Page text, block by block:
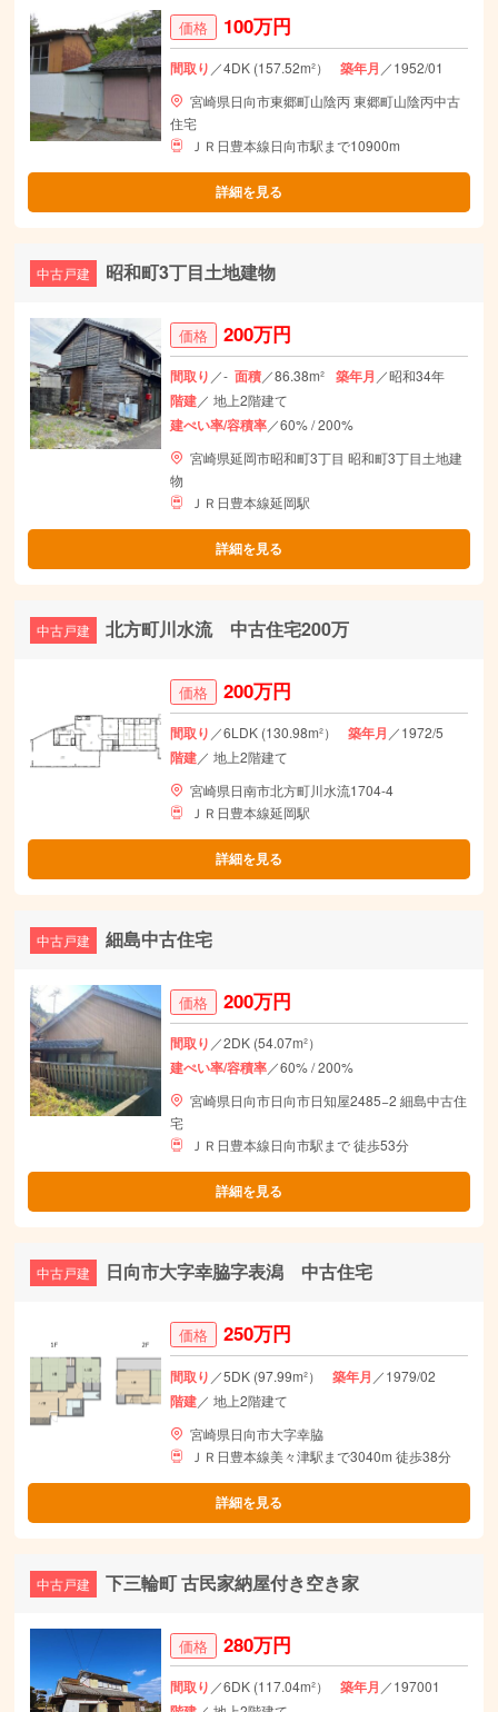
価格 100万円
間取り ／4DK (157.52m²） 築年月 ／1952/01
宮崎県日向市東郷町山陰丙 東郷町山陰丙中古
住宅
ＪＲ日豊本線日向市駅まで10900m
詳細を見る
中古戸建 昭和町3丁目土地建物
価格 200万円
間取り ／- 面積／86.38m² 築年月 ／昭和34年
階建／ 地上2階建て
建ぺい率/容積率／60% / 200%
宮崎県延岡市昭和町3丁目 昭和町3丁目土地建
物
ＪＲ日豊本線延岡駅
詳細を見る
中古戸建 北方町川水流 中古住宅200万
価格 200万円
間取り ／6LDK (130.98m²） 築年月 ／1972/5
階建／ 地上2階建て
宮崎県日南市北方町川水流1704-4
ＪＲ日豊本線延岡駅
詳細を見る
中古戸建 細島中古住宅
価格 200万円
間取り ／2DK (54.07m²）
建ぺい率/容積率／60% / 200%
宮崎県日向市日向市日知屋2485−2 細島中古住
宅
ＪＲ日豊本線日向市駅まで 徒歩53分
詳細を見る
中古戸建 日向市大字幸脇字表潟 中古住宅
価格 250万円
間取り ／5DK (97.99m²） 築年月 ／1979/02
階建／ 地上2階建て
宮崎県日向市大字幸脇
ＪＲ日豊本線美々津駅まで3040m 徒歩38分
詳細を見る
中古戸建 下三輪町 古民家納屋付き空き家
価格 280万円
間取り ／6DK (117.04m²） 築年月 ／197001